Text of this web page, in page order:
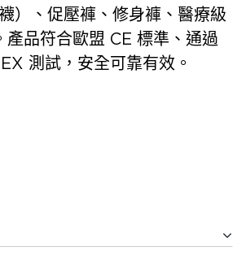
）、促壓褲、修身褲、醫療級
產品符合歐盟 CE 標準、通過
測試，安全可靠有效。